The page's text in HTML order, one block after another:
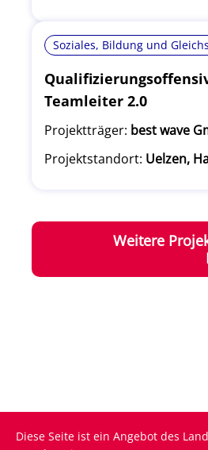
Soziales, Bildung und
Teamleiter 2.0
Projektträger: best wave
Projektstandort: Uelzen,
Weitere
Diese Seite ist ein Angebot des